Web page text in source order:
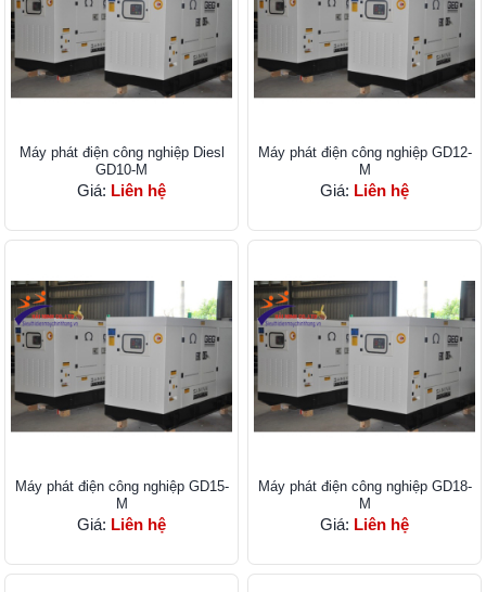
Máy phát điện công nghiệp Diesl
GD10-M
Giá: Liên hệ
Máy phát điện công nghiệp GD12-
M
Giá: Liên hệ
Máy phát điện công nghiệp GD15-
M
Giá: Liên hệ
Máy phát điện công nghiệp GD18-
M
Giá: Liên hệ